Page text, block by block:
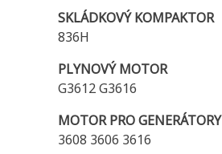
SKLÁDKOVÝ KOMPAKTOR
836H
PLYNOVÝ MOTOR
G3612 G3616
MOTOR PRO GENERÁTORY
3608 3606 3616